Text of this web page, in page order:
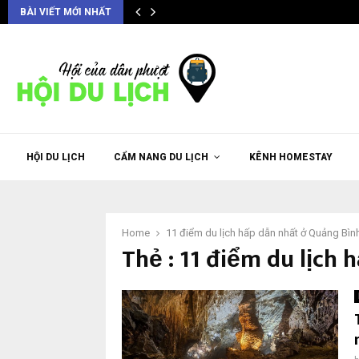
BÀI VIẾT MỚI NHẤT
HỘI DU LỊCH CẨM NANG DU LỊCH KÊNH HOMESTAY
Home 11 điểm du lịch hấp dẫn nhất ở Quảng
Thẻ : 11 điểm du lịch